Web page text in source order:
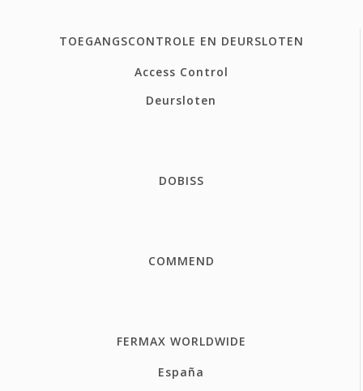
TOEGANGSCONTROLE EN DEURSLOTEN
Access Control
Deursloten
DOBISS
COMMEND
FERMAX WORLDWIDE
España